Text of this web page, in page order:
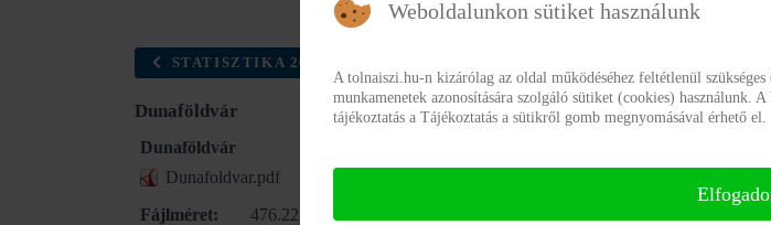
STATISZTIKA 2023 INTÉZMÉNY MŰKÖDÉSI ADATAI
Dunaföldvár
Dunaföldvár
Dunafoldvar.pdf
Fájlméret:
476.22 kB
Weboldalunkon sütiket használunk
A tolnaiszi.hu-n kizárólag az oldal működéséhez feltétlenül
munkamenetek azonosítására szolgáló sütiket (cookies) használunk.
tájékoztatás a Tájékoztatás a sütikről gomb megnyomásával érhető el.